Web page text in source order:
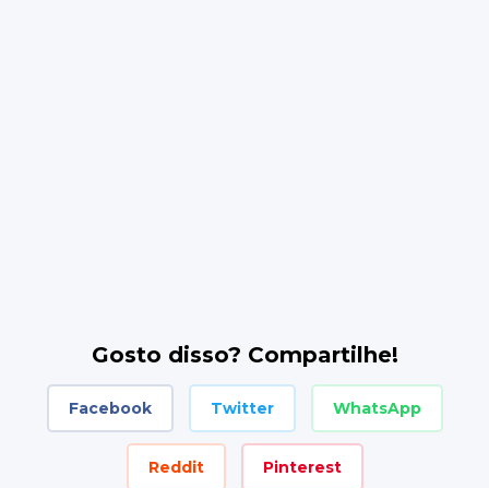
Gosto disso? Compartilhe!
Facebook Twitter WhatsApp
Reddit Pinterest